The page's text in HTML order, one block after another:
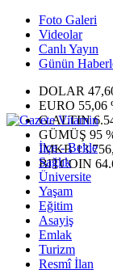
Foto Galeri
Videolar
Canlı Yayın
Günün
DOLAR
EURO 55,06
G.ALTIN
GÜMÜŞ 95
IMKB
BITCOIN
İlçe - Belde
Sağlık
Üniversite
Yaşam
Eğitim
Asayiş
Emlak
Turizm
Resmî İlan